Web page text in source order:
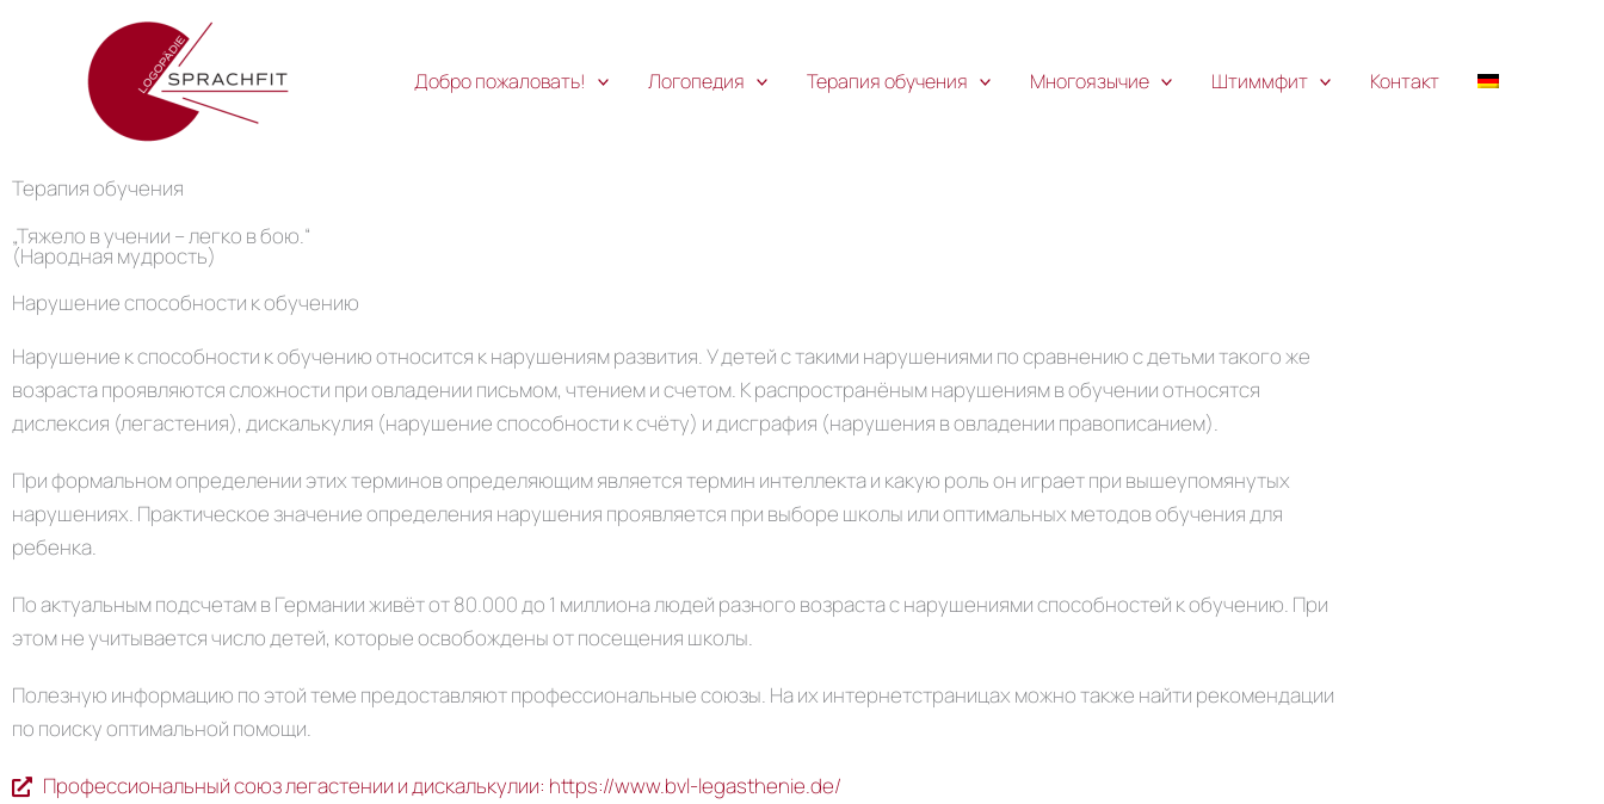
содержимому
Добро пожаловать! Логопедия Терапия обучения Многоязычие Штиммфит Контакт
Терапия обучения
„Тяжело в учении – легко в бою.“
(Народная мудрость)
Нарушение способности к обучению
Нарушение к способности к обучению относится к нарушениям развития. У детей с такими нарушениями по сравнению с детьми такого же
возраста проявляются сложности при овладении письмом, чтением и счетом. К распространёным нарушениям в обучении относятся
дислексия (легастения), дискалькулия (нарушение способности к счёту) и дисграфия (нарушения в овладении правописанием).
При формальном определении этих терминов определяющим является термин интеллекта и какую роль он играет при вышеупомянутых
нарушениях. Практическое значение определения нарушения проявляется при выборе школы или оптимальных методов обучения для
ребенка.
По актуальным подсчетам в Германии живёт от 80.000 до 1 миллиона людей разного возраста с нарушениями способностей к обучению. При
этом не учитывается число детей, которые освобождены от посещения школы.
Полезную информацию по этой теме предоставляют профессиональные союзы. На их интернетстраницах можно также найти рекомендации
по поиску оптимальной помощи.
Профессиональный союз легастении и дискалькулии: https://www.bvl-legasthenie.de/